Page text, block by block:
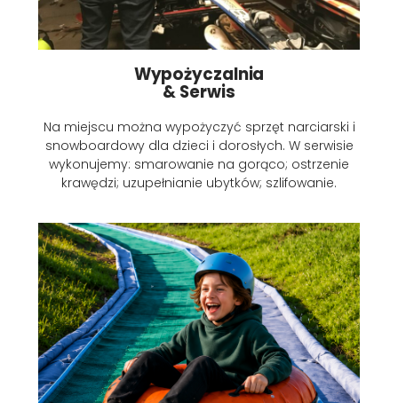
Wypożyczalnia
& Serwis
Na miejscu można wypożyczyć sprzęt narciarski i
snowboardowy dla dzieci i dorosłych. W serwisie
wykonujemy: smarowanie na gorąco; ostrzenie
krawędzi; uzupełnianie ubytków; szlifowanie.